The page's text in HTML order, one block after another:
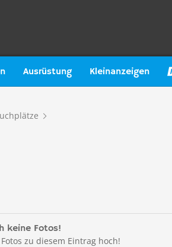
Ausrüstung Kleinanzeigen
keine Fotos!
zu diesem Eintrag hoch!